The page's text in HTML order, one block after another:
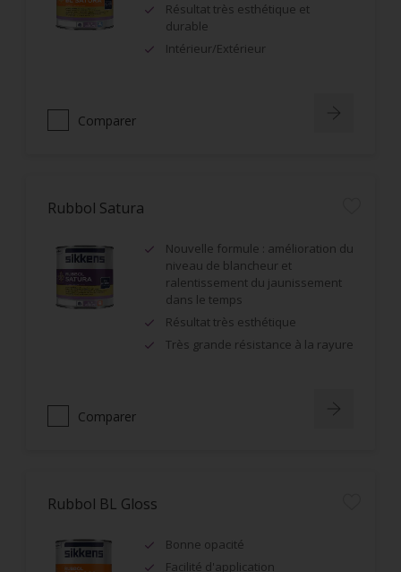
Résultat très esthétique et
durable
Intérieur/Extérieur
Comparer
Rubbol Satura
Nouvelle formule : amélioration du
niveau de blancheur et
ralentissement du jaunissement
dans le temps
Résultat très esthétique
Très grande résistance à la rayure
Comparer
Rubbol BL Gloss
Bonne opacité
Facilité d'application